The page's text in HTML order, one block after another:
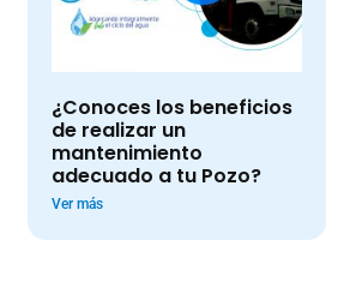
¿Conoces los beneficios
de realizar un
mantenimiento
adecuado a tu Pozo?
Ver más